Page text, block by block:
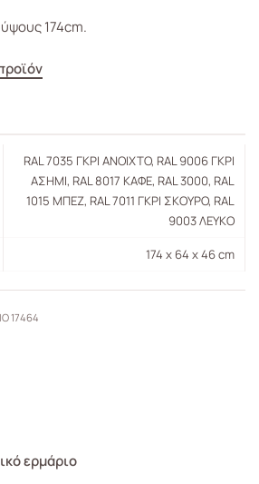
174cm.
RAL 7035 ΓΚΡΙ ΑΝΟΙΧΤΟ, RAL 9006 ΓΚΡΙ
ΑΣΗΜΙ, RAL 8017 ΚΑΦΕ, RAL 3000, RAL
1015 ΜΠΕΖ, RAL 7011 ΓΚΡΙ ΣΚΟΥΡΟ, RAL
9003 ΛΕΥΚΟ
174 x 64 x 46 cm
17464
ερμάριο